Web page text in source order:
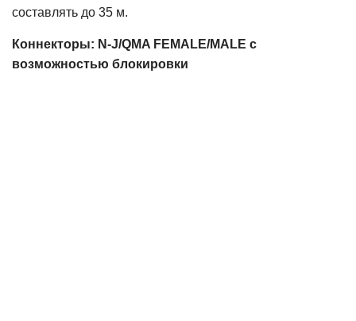
составлять до 35 м.
Коннекторы: N-J/QMA FEMALE/MALE с
возможностью блокировки